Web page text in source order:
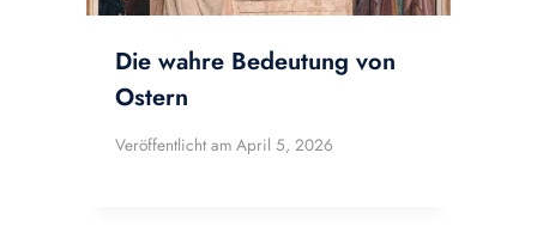
Die wahre Bedeutung von
Ostern
Veröffentlicht am April 5, 2026